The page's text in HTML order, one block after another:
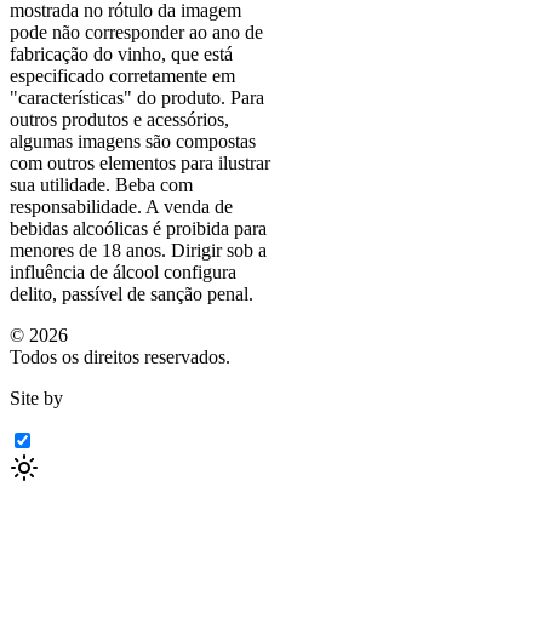
mostrada no rótulo da imagem
pode não corresponder ao ano de
fabricação do vinho, que está
especificado corretamente em
"características" do produto. Para
outros produtos e acessórios,
algumas imagens são compostas
com outros elementos para ilustrar
sua utilidade. Beba com
responsabilidade. A venda de
bebidas alcoólicas é proibida para
menores de 18 anos. Dirigir sob a
influência de álcool configura
delito, passível de sanção penal.
© 2026
Todos os direitos reservados.
Site by